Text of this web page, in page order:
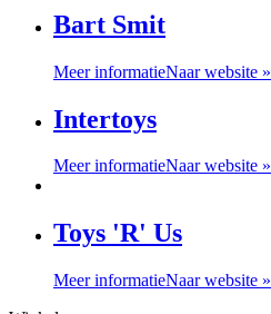
Bart Smit
Meer informatieNaar website »
Intertoys
Meer informatieNaar website »
Toys 'R' Us
Meer informatieNaar website »